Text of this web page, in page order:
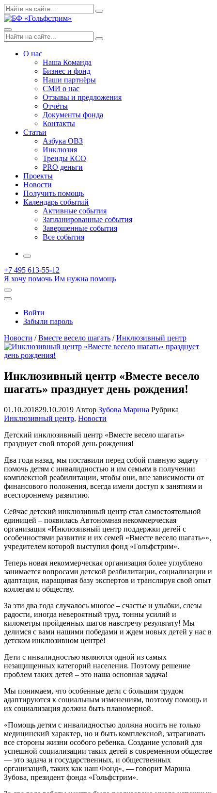
Skip
to
Поиск
по:
Search
Menu
Поиск
по:
Search
О нас
Наша Команда
Бизнес и фонд
Наши партнёры
СМИ о нас
Отзывы и предложения
Отчёты
Документы фонда
Контакты
Статьи
Азбука ОВЗ
Инклюзия
Тренды КСО
PRO деньги
Проекты
Новости
Получить помощь
Календарь событий
Активные события
Запланированные события
Завершенные события
Все события
More
+7 495 613-55-12
Я хочу помочь Им нужна помощь
Открыть
поиск
Профиль
Войти
Забыли пароль
Новости /Вместе весело шагать /Инклюзивный центр
Инклюзивный центр «Вместе весело
шагать» празднует день рождения!
01.10.201829.10.2019 Автор Зубова Марина Рубрика
Инклюзивный центр, Новости
Детский инклюзивный центр «Вместе весело шагать»
празднует свой второй день рождения!
Два года назад, мы поставили перед собой главную задачу —
помочь детям с инвалидностью и им семьям в получении
комплексной реабилитации, чтобы они, вне зависимости от
финансового положения, всегда имели доступ к занятиям и
всестороннему развитию.
Сейчас детский инклюзивный центр стал самостоятельной
единицей – появилась Автономная некоммерческая
организация «Инклюзивный центр поддержки детей с
особенностями развития и их семей «Вместе весело шагать»»,
учредителем которой выступил фонд «Гольфстрим».
Теперь новая некоммерческая организация более углублено
занимается вопросами детской реабилитации, социализации и
адаптация, наращивая базу экспертов и транслируя свой опыт
коллегам и обществу.
За эти два года случалось многое – счастье и улыбки, слезы
радости, иногда невероятный труд, тонны усилий и
километры пройденных шагов навстречу результату! Мы
делимся с вами нашими победами и ждем новых детей у нас в
детском инклюзивном центре!
Дети с инвалидностью являются одной из самых
незащищенных категорий населения. Поэтому решение
проблем таких детей – это наша основная задача!
Мы понимаем, что особенные дети с большим трудом
адаптируются к социальным изменениям, поэтому помощь и
их социализация должна быть планомерной.
«Помощь детям с инвалидностью должна носить не только
медицинский характер, но и быть комплексной, затрагивать
все стороны жизни особого ребенка. Создание условий для
успешной социализации таких детей в современном обществе
— это задача и государственных, и общественных
организаций, таких как наш Фонд», — говорит Марина
Зубова, президент фонда «Гольфстрим».